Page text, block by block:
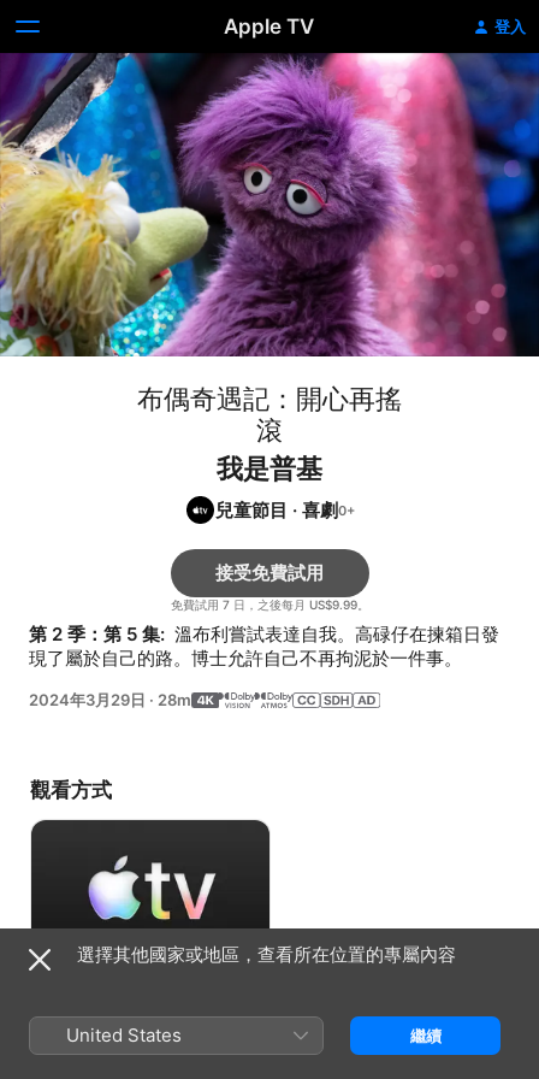
Apple TV 登入
布偶奇遇記：開心再搖
滾
我是普基
兒童節目 · 喜劇
免費試用 7 日，之後每月 US$9.99。
接受免費試用
第 2 季：第 5 集: 溫布利嘗試表達自我。高碌仔在揀箱日發
現了屬於自己的路。博士允許自己不再拘泥於一件事。
2024年3月29日 · 28m
觀看方式
選擇其他國家或地區，查看所在位置的專屬內容
United States 繼續